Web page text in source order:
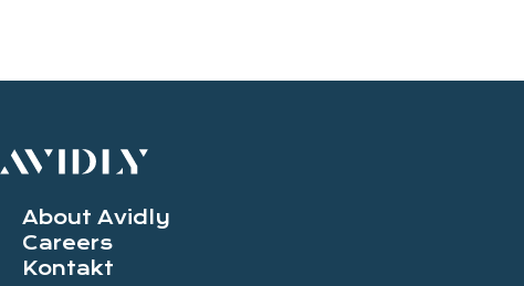
About Avidly
Careers
Kontakt